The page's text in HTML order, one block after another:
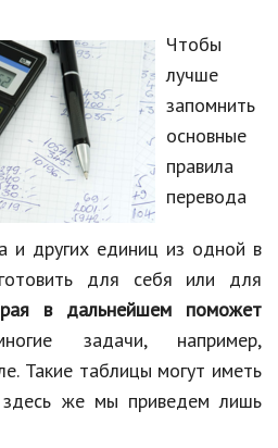
Чтобы
лучше
запомнить
основные
правила
перевода
и других единиц из одной в
для себя или для
в дальнейшем поможет
задачи, например,
Такие таблицы могут иметь
здесь же мы приведем лишь